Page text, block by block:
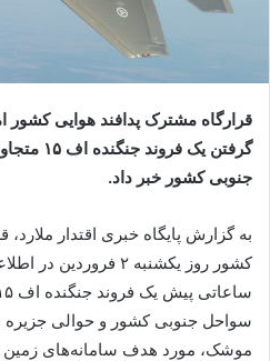
قرارگاه مشترک پدافند هوایی کشور
گرفتن یک
جنوبی کشور خبر داد.
به گزارش پایگاه خبری اقتدار
سواحل جنوبی کشور و حوالی
موشک، مورد هدف سامانه‌های زمین